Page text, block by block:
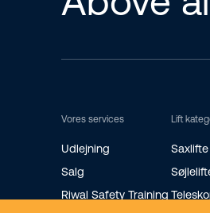
Vores services
Udlejning
Salg
Riwal Safety Training
Lift
Saxlifte